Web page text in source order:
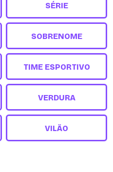
SÉRIE
SOBRENOME
TIME ESPORTIVO
VERDURA
VILÃO